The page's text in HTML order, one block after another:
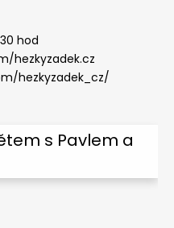
hod
hezkyzadek.cz
hezkyzadek_cz/
s Pavlem a